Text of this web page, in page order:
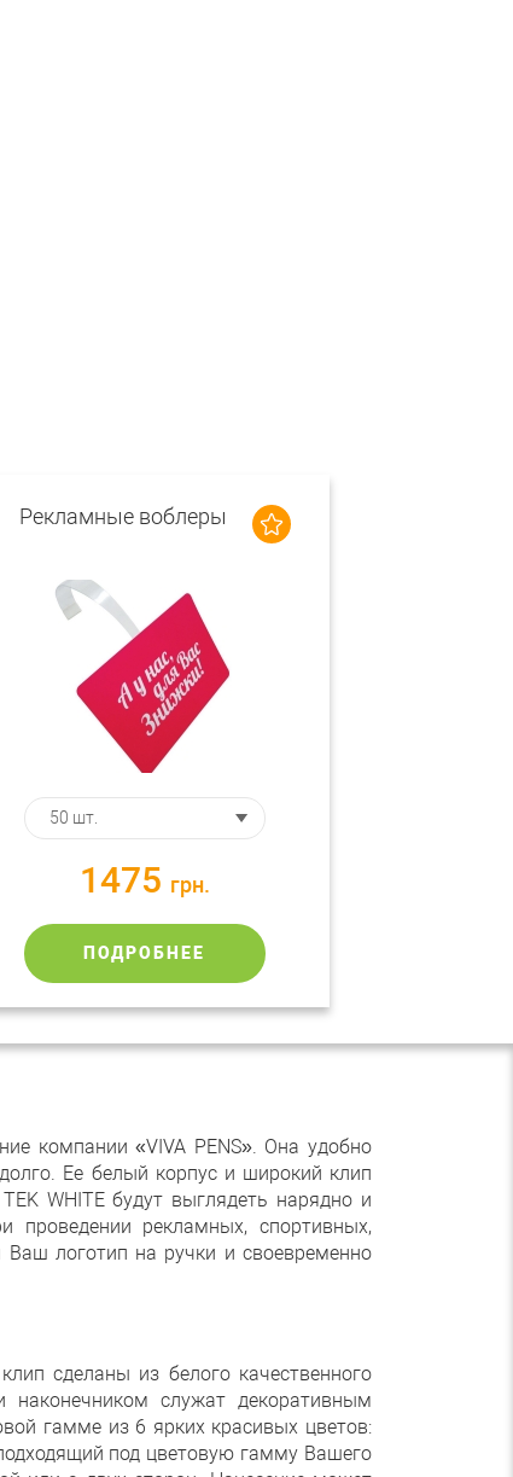
Рекламные воблеры
1475 грн.
ПОДРОБНЕЕ
компании «VIVA PENS». Она удобно
Ее белый корпус и широкий клип
WHITE будут выглядеть нарядно и
рекламных, спортивных,
логотип на ручки и своевременно
сделаны из белого качественного
служат декоративным
гамме из 6 ярких красивых цветов:
под цветовую гамму Вашего